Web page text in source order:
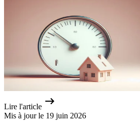
Lire l'article
Mis à jour le 19 juin 2026